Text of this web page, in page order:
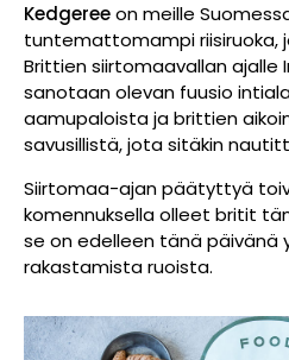
Kedgereeon meille
tuntemattomampi riisiruoka,
Brittien siirtomaavallan ajalle
sanotaan olevan fuusio
aamupaloista ja brittien
savusillistä, jota sitäkin
Siirtomaa-ajan päätyttyä
komennuksella olleet britit
se on edelleen tänä päivänä
rakastamista ruoista.